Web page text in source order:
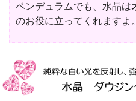
ペンデュラムでも、水晶は
のお役に立ってくれますよ。